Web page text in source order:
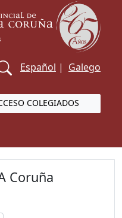
Español | Galego
COLEGIADOS
Coruña